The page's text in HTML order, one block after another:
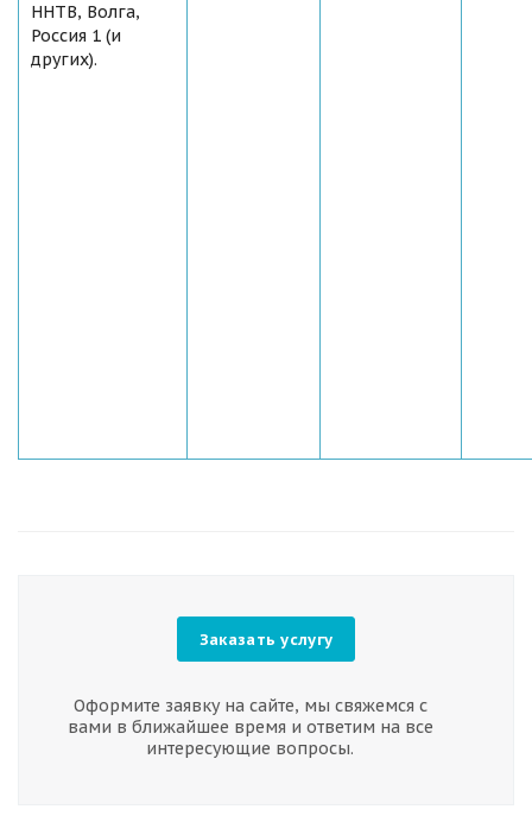
ННТВ, Волга,
Россия 1 (и
других).
Заказать услугу
Оформите заявку на сайте, мы свяжемся с
вами в ближайшее время и ответим на все
интересующие вопросы.